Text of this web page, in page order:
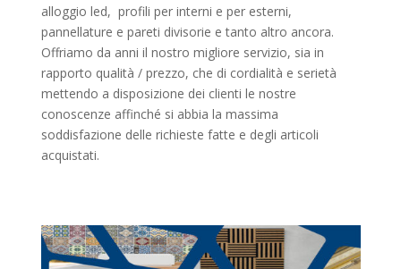
alloggio led, profili per interni e per esterni,
pannellature e pareti divisorie e tanto altro ancora.
Offriamo da anni il nostro migliore servizio, sia in
rapporto qualità / prezzo, che di cordialità e serietà
mettendo a disposizione dei clienti le nostre
conoscenze affinché si abbia la massima
soddisfazione delle richieste fatte e degli articoli
acquistati.